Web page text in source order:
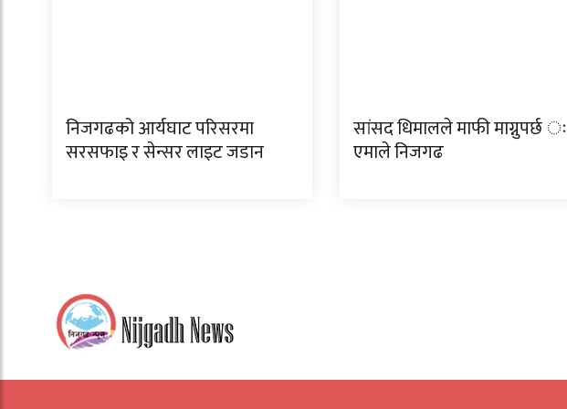
निजगढको आर्यघाट परिसरमा
सरसफाइ र सेन्सर लाइट जडान
सांसद धिमालले माफी माग्नुपर्छ ः
एमाले निजगढ